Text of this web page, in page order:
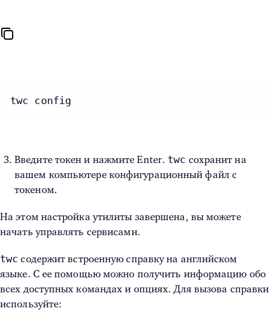
twc config
Введите токен и нажмите Enter. twc сохранит на
вашем компьютере конфигурационный файл с
токеном.
На этом настройка утилиты завершена, вы можете
начать управлять сервисами.
twc содержит встроенную справку на английском
языке. С ее помощью можно получить информацию обо
всех доступных командах и опциях. Для вызова справки
используйте: